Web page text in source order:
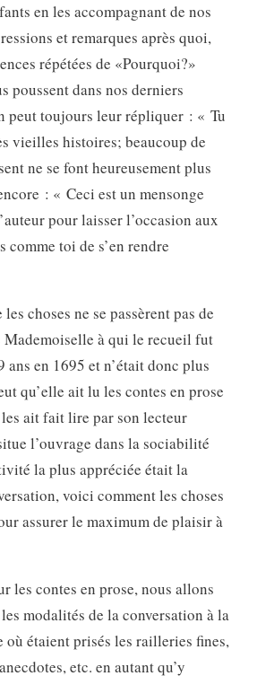
en les accompagnant de nos
et remarques après quoi,
répétées de «Pourquoi?»
poussent dans nos derniers
peut toujours leur répliquer : « Tu
vieilles histoires; beaucoup de
ne se font heureusement plus
: « Ceci est un mensonge
pour laisser l’occasion aux
toi de s’en rendre
choses ne se passèrent pas de
Mademoiselle à qui le recueil fut
ans en 1695 et n’était donc plus
qu’elle ait lu les contes en prose
ait fait lire par son lecteur
l’ouvrage dans la sociabilité
la plus appréciée était la
voici comment les choses
assurer le maximum de plaisir à
les contes en prose, nous allons
modalités de la conversation à la
étaient prisés les railleries fines,
etc. en autant qu’y